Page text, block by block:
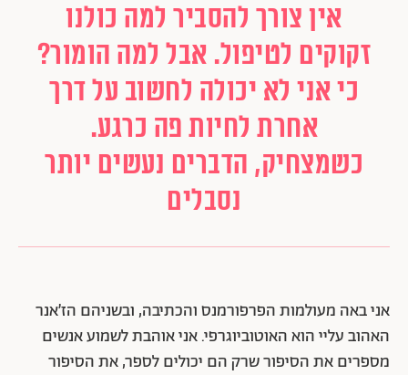
אין צורך להסביר למה כולנו
זקוקים לטיפול. אבל למה הומור?
כי אני לא יכולה לחשוב על דרך
אחרת לחיות פה כרגע.
כשמצחיק, הדברים נעשים יותר
נסבלים
אני באה מעולמות הפרפורמנס והכתיבה, ובשניהם הז’אנר
האהוב עליי הוא האוטוביוגרפי. אני אוהבת לשמוע אנשים
מספרים את הסיפור שרק הם יכולים לספר, את הסיפור